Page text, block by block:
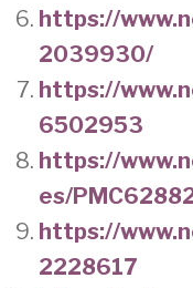
https://
2039930/
https://
6502953
https://
es/
https://
2228617